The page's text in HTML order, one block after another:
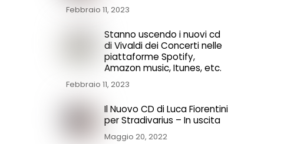
Febbraio 11, 2023
Stanno uscendo i nuovi cd
di Vivaldi dei Concerti nelle
piattaforme Spotify,
Amazon music, Itunes, etc.
Febbraio 11, 2023
Il Nuovo CD di Luca Fiorentini
per Stradivarius – In uscita
Maggio 20, 2022